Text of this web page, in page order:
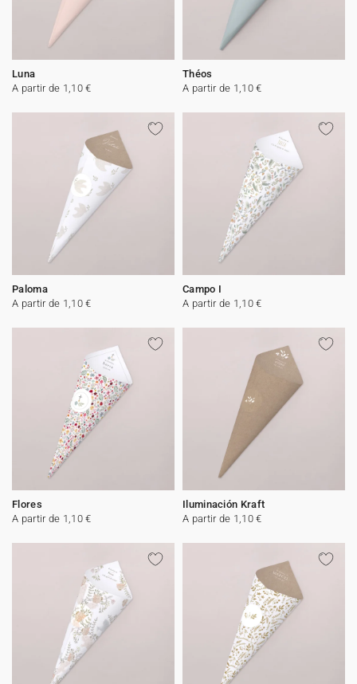
Luna
A partir de 1,10 €
Théos
A partir de 1,10 €
Paloma
A partir de 1,10 €
Campo I
A partir de 1,10 €
Flores
A partir de 1,10 €
Iluminación Kraft
A partir de 1,10 €